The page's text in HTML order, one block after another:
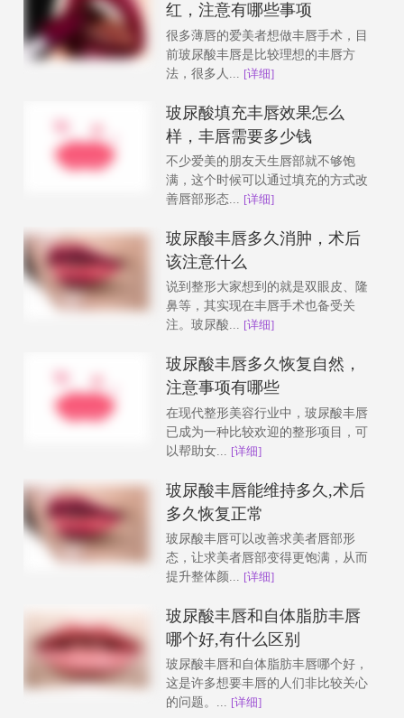
红，注意有哪些事项
很多薄唇的爱美者想做丰唇手术，目
前玻尿酸丰唇是比较理想的丰唇方
法，很多人... [详细]
玻尿酸填充丰唇效果怎么
样，丰唇需要多少钱
不少爱美的朋友天生唇部就不够饱
满，这个时候可以通过填充的方式改
善唇部形态... [详细]
玻尿酸丰唇多久消肿，术后
该注意什么
说到整形大家想到的就是双眼皮、隆
鼻等，其实现在丰唇手术也备受关
注。玻尿酸... [详细]
玻尿酸丰唇多久恢复自然，
注意事项有哪些
在现代整形美容行业中，玻尿酸丰唇
已成为一种比较欢迎的整形项目，可
以帮助女... [详细]
玻尿酸丰唇能维持多久,术后
多久恢复正常
玻尿酸丰唇可以改善求美者唇部形
态，让求美者唇部变得更饱满，从而
提升整体颜... [详细]
玻尿酸丰唇和自体脂肪丰唇
哪个好,有什么区别
玻尿酸丰唇和自体脂肪丰唇哪个好，
这是许多想要丰唇的人们非比较关心
的问题。... [详细]